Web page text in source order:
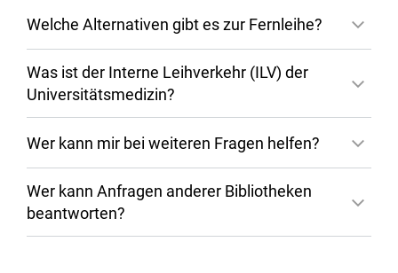
Normen-Infopoint
Welche Alternativen gibt es zur Fernleihe?
Was ist der Interne Leihverkehr (ILV) der
Universitätsmedizin?
Wer kann mir bei weiteren Fragen helfen?
Wer kann Anfragen anderer Bibliotheken
beantworten?